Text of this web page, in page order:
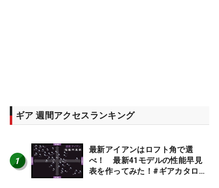
ギア 週間アクセスランキング
1
最新アイアンはロフト角で選
べ！ 最新41モデルの性能早見
表を作ってみた！#ギアカタログ